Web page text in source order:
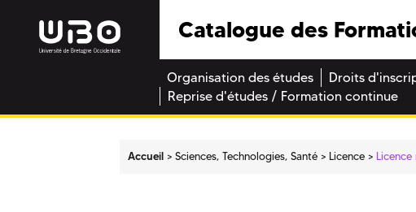
Catalogue des
Organisation des études Droits
Reprise d'études / Formation continue
Accueil Sciences, Technologies, Santé Licence